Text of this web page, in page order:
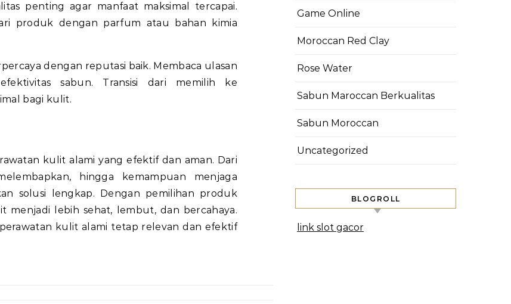
penting agar manfaat maksimal tercapai.
produk dengan parfum atau bahan kimia
dengan reputasi baik. Membaca ulasan
sabun. Transisi dari memilih ke
bagi kulit.
kulit alami yang efektif dan aman. Dari
hingga kemampuan menjaga
solusi lengkap. Dengan pemilihan produk
lebih sehat, lembut, dan bercahaya.
kulit alami tetap relevan dan efektif
Game Online
Moroccan Red Clay
Rose Water
Sabun Maroccan Berkualitas
Sabun Moroccan
Uncategorized
BLOGROLL
link slot gacor